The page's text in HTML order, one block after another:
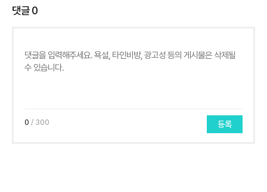
댓글0
0 / 300 등록